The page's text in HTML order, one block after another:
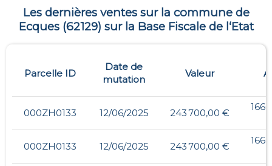
Les dernières ventes sur la commune de
Ecques(62129) sur la Base Fiscale de l‘Etat
Parcelle ID
Date de
mutation
Valeur
000ZH0133 12/06/2025 243 700,00 €
000ZH0133 12/06/2025 243 700,00 €